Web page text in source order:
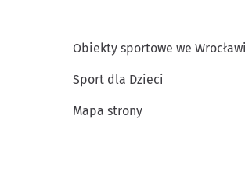
Obiekty sportowe we
Sport dla Dzieci
Mapa strony